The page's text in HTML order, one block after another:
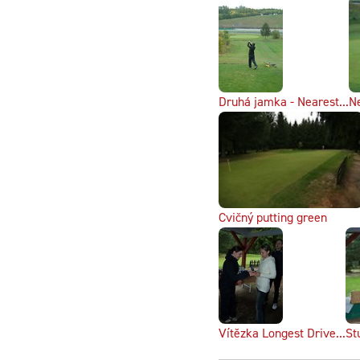
Druhá jamka - Nearest...
Cvičný putting green
Vítězka Longest Drive...